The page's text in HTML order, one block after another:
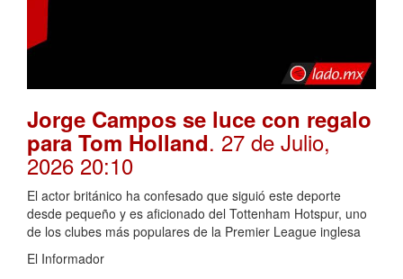
Jorge Campos se luce con regalo
para Tom Holland. 27 de Julio,
2026 20:10
El actor británico ha confesado que siguió este deporte
desde pequeño y es aficionado del Tottenham Hotspur, uno
de los clubes más populares de la Premier League inglesa
El Informador